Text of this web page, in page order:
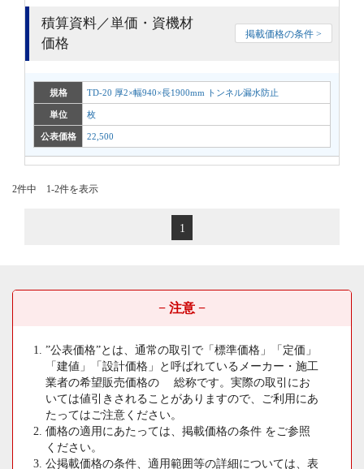
積算資料／単価・資機材
価格
掲載価格の条件 >
規格 TD-20 厚2×幅940×長1900mm トンネル漏水防止
単位 枚
公表価格 22,500
2件中 1-2件を表示
1
− 注意 −
”公表価格”とは、通常の取引で「標準価格」「定価」
「建値」「設計価格」と呼ばれているメーカー・施工
業者の希望販売価格の 総称です。実際の取引にお
いては値引きされることがありますので、ご利用にあ
たってはご注意ください。
価格の適用にあたっては、掲載価格の条件 をご参照
ください。
公掲載価格の条件、適用範囲等の詳細については、表